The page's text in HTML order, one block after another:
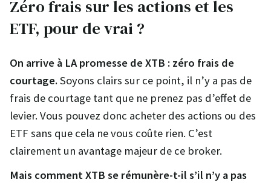
Zéro frais sur les actions et les
ETF, pour de vrai ?
On arrive à LA promesse de XTB : zéro frais de
courtage.Soyons clairs sur ce point, il n’y a pas de
frais de courtage tant que ne prenez pas d’effet de
levier. Vous pouvez donc acheter des actions ou des
ETF sans que cela ne vous coûte rien. C’est
clairement un avantage majeur de ce broker.
Mais comment XTB se rémunère-t-il s’il n’y a pas